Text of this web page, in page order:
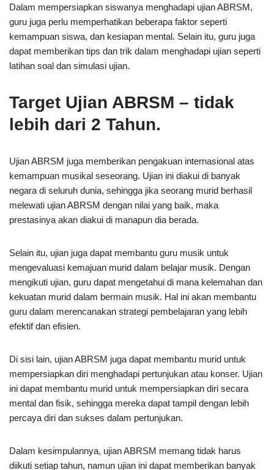
Dalam mempersiapkan siswanya menghadapi ujian ABRSM,
guru juga perlu memperhatikan beberapa faktor seperti
kemampuan siswa, dan kesiapan mental. Selain itu, guru juga
dapat memberikan tips dan trik dalam menghadapi ujian seperti
latihan soal dan simulasi ujian.
Target Ujian ABRSM – tidak
lebih dari 2 Tahun.
Ujian ABRSM juga memberikan pengakuan internasional atas
kemampuan musikal seseorang. Ujian ini diakui di banyak
negara di seluruh dunia, sehingga jika seorang murid berhasil
melewati ujian ABRSM dengan nilai yang baik, maka
prestasinya akan diakui di manapun dia berada.
Selain itu, ujian juga dapat membantu guru musik untuk
mengevaluasi kemajuan murid dalam belajar musik. Dengan
mengikuti ujian, guru dapat mengetahui di mana kelemahan dan
kekuatan murid dalam bermain musik. Hal ini akan membantu
guru dalam merencanakan strategi pembelajaran yang lebih
efektif dan efisien.
Di sisi lain, ujian ABRSM juga dapat membantu murid untuk
mempersiapkan diri menghadapi pertunjukan atau konser. Ujian
ini dapat membantu murid untuk mempersiapkan diri secara
mental dan fisik, sehingga mereka dapat tampil dengan lebih
percaya diri dan sukses dalam pertunjukan.
Dalam kesimpulannya, ujian ABRSM memang tidak harus
diikuti setiap tahun, namun ujian ini dapat memberikan banyak